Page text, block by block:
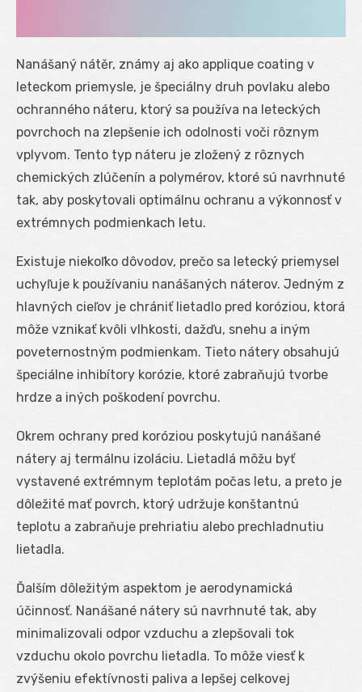
Nanášaný nátěr, známy aj ako applique coating v
leteckom priemysle, je špeciálny druh povlaku alebo
ochranného náteru, ktorý sa používa na leteckých
povrchoch na zlepšenie ich odolnosti voči rôznym
vplyvom. Tento typ náteru je zložený z rôznych
chemických zlúčenín a polymérov, ktoré sú navrhnuté
tak, aby poskytovali optimálnu ochranu a výkonnosť v
extrémnych podmienkach letu.
Existuje niekoľko dôvodov, prečo sa letecký priemysel
uchyľuje k používaniu nanášaných náterov. Jedným z
hlavných cieľov je chrániť lietadlo pred koróziou, ktorá
môže vznikať kvôli vlhkosti, dažďu, snehu a iným
poveternostným podmienkam. Tieto nátery obsahujú
špeciálne inhibítory korózie, ktoré zabraňujú tvorbe
hrdze a iných poškodení povrchu.
Okrem ochrany pred koróziou poskytujú nanášané
nátery aj termálnu izoláciu. Lietadlá môžu byť
vystavené extrémnym teplotám počas letu, a preto je
dôležité mať povrch, ktorý udržuje konštantnú
teplotu a zabraňuje prehriatiu alebo prechladnutiu
lietadla.
Ďalším dôležitým aspektom je aerodynamická
účinnosť. Nanášané nátery sú navrhnuté tak, aby
minimalizovali odpor vzduchu a zlepšovali tok
vzduchu okolo povrchu lietadla. To môže viesť k
zvýšeniu efektívnosti paliva a lepšej celkovej